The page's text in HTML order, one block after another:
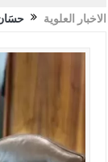
بيان اجتماع
الأمن يتلف 16 مليون حبة
القاضي يلتقي
الاخبار العلوية حسَان